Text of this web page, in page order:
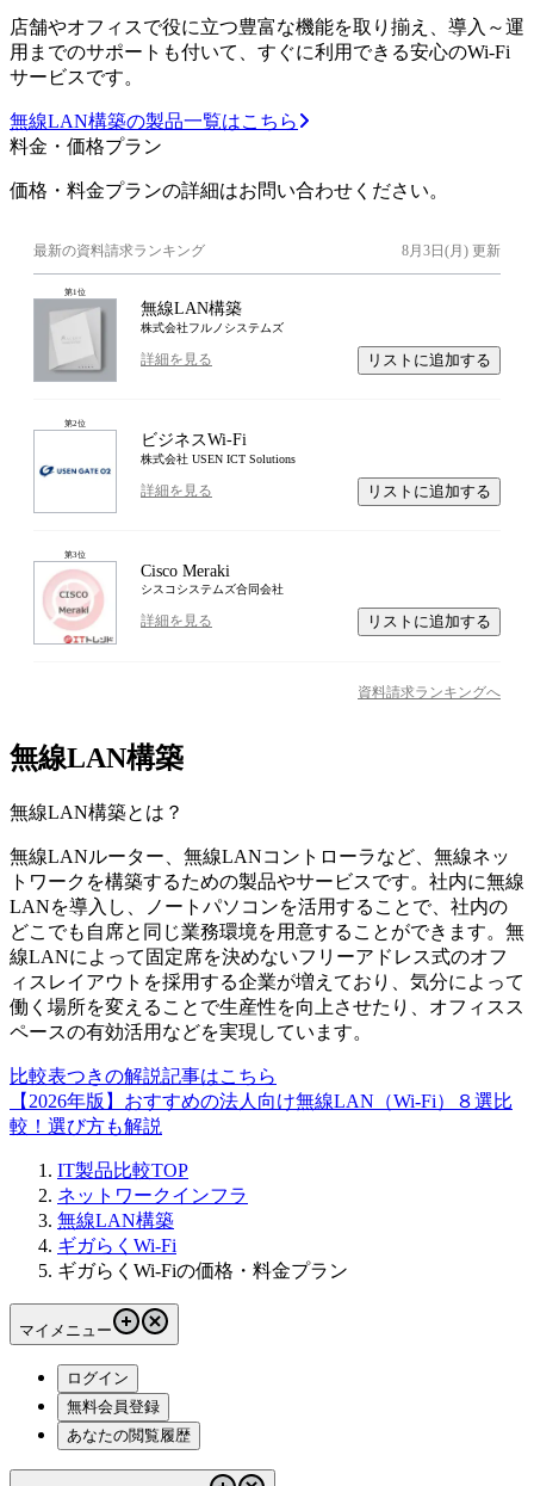
店舗やオフィスで役に立つ豊富な機能を取り揃え、導入～運
用までのサポートも付いて、すぐに利用できる安心のWi-Fi
サービスです。
無線LAN構築の製品一覧はこちら
料金・価格プラン
価格・料金プランの詳細はお問い合わせください。
最新の資料請求ランキング 8月3日(月) 更新
第1位
無線LAN構築
株式会社フルノシステムズ
詳細を見る リストに追加する
第2位
ビジネスWi-Fi
株式会社 USEN ICT Solutions
詳細を見る リストに追加する
第3位
Cisco Meraki
シスコシステムズ合同会社
詳細を見る リストに追加する
資料請求ランキングへ
無線LAN構築
無線LAN構築とは？
無線LANルーター、無線LANコントローラなど、無線ネッ
トワークを構築するための製品やサービスです。社内に無線
LANを導入し、ノートパソコンを活用することで、社内の
どこでも自席と同じ業務環境を用意することができます。無
線LANによって固定席を決めないフリーアドレス式のオフ
ィスレイアウトを採用する企業が増えており、気分によって
働く場所を変えることで生産性を向上させたり、オフィスス
ペースの有効活用などを実現しています。
比較表つきの解説記事はこちら
【2026年版】おすすめの法人向け無線LAN（Wi-Fi）８選比
較！選び方も解説
IT製品比較TOP
ネットワークインフラ
無線LAN構築
ギガらくWi-Fi
ギガらくWi-Fiの価格・料金プラン
マイメニュー
ログイン
無料会員登録
あなたの閲覧履歴